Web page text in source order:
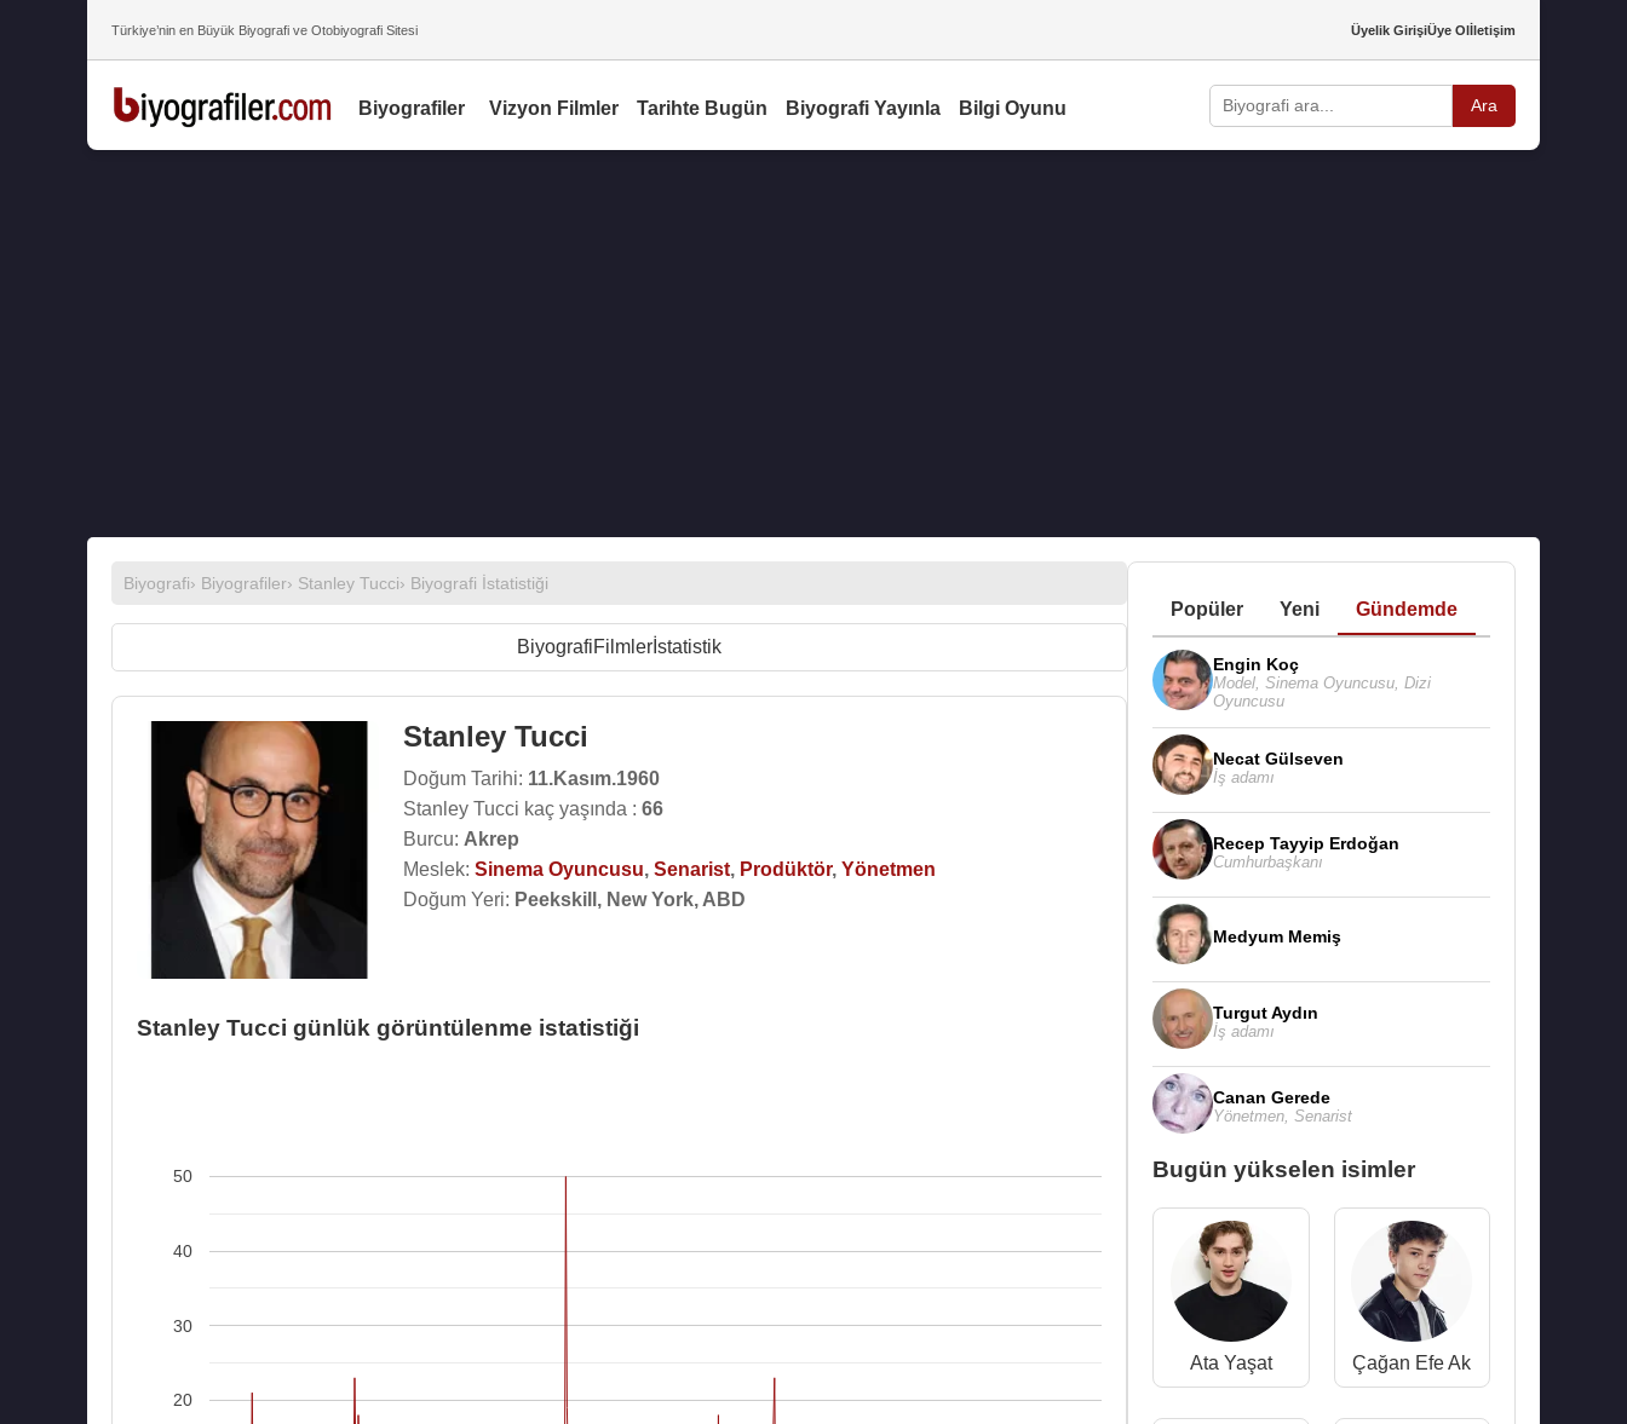
Türkiye’nin en Büyük Biyografi ve Otobiyografi Sitesi Üyelik GirişiÜye Olİletişim
Biyografiler Vizyon Filmler Tarihte Bugün Biyografi Yayınla Bilgi Oyunu Ara
Biyografi› Biyografiler› Stanley Tucci› Biyografi İstatistiği
BiyografiFilmler İstatistik
Stanley Tucci
Doğum Tarihi: 11.Kasım.1960
Stanley Tucci kaç yaşında : 66
Burcu: Akrep
Meslek: Sinema Oyuncusu, Senarist, Prodüktör, Yönetmen
Doğum Yeri: Peekskill, New York, ABD
Stanley Tucci günlük görüntülenme istatistiği
20
30
40
50
Popüler Yeni Gündemde
Engin Koç
Model, Sinema Oyuncusu, Dizi
Oyuncusu
Necat Gülseven
İş adamı
Recep Tayyip Erdoğan
Cumhurbaşkanı
Medyum Memiş
Turgut Aydın
İş adamı
Canan Gerede
Yönetmen Senarist
Bugün yükselen isimler
Ata Yaşat Çağan Efe Ak